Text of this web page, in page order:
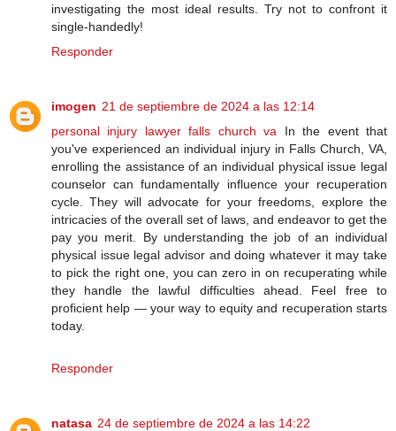
investigating the most ideal results. Try not to confront it
single-handedly!
Responder
imogen 21 de septiembre de 2024 a las 12:14
personal injury lawyer falls church va In the event that
you've experienced an individual injury in Falls Church, VA,
enrolling the assistance of an individual physical issue legal
counselor can fundamentally influence your recuperation
cycle. They will advocate for your freedoms, explore the
intricacies of the overall set of laws, and endeavor to get the
pay you merit. By understanding the job of an individual
physical issue legal advisor and doing whatever it may take
to pick the right one, you can zero in on recuperating while
they handle the lawful difficulties ahead. Feel free to
proficient help — your way to equity and recuperation starts
today.
Responder
natasa 24 de septiembre de 2024 a las 14:22